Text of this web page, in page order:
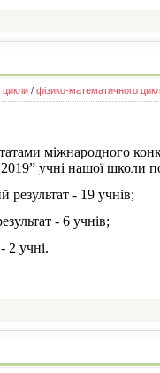
цикли / фізико-математичного
міжнародного
учні нашої школи
результат - 19 учнів;
- 6 учнів;
2 учні.